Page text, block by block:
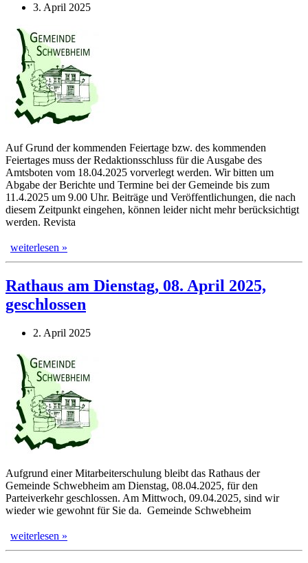
3. April 2025
Auf Grund der kommenden Feiertage bzw. des kommenden
Feiertages muss der Redaktionsschluss für die Ausgabe des
Amtsboten vom 18.04.2025 vorverlegt werden. Wir bitten um
Abgabe der Berichte und Termine bei der Gemeinde bis zum
11.4.2025 um 9.00 Uhr. Beiträge und Veröffentlichungen, die nach
diesem Zeitpunkt eingehen, können leider nicht mehr berücksichtigt
werden. Revista
weiterlesen »
Rathaus am Dienstag, 08. April 2025,
geschlossen
2. April 2025
Aufgrund einer Mitarbeiterschulung bleibt das Rathaus der
Gemeinde Schwebheim am Dienstag, 08.04.2025, für den
Parteiverkehr geschlossen. Am Mittwoch, 09.04.2025, sind wir
wieder wie gewohnt für Sie da. Gemeinde Schwebheim
weiterlesen »